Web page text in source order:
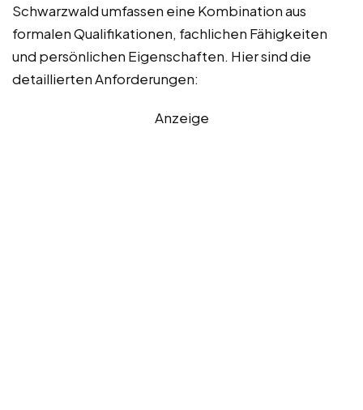
Schwarzwald umfassen eine Kombination aus
formalen Qualifikationen, fachlichen Fähigkeiten
und persönlichen Eigenschaften. Hier sind die
detaillierten Anforderungen:
Anzeige